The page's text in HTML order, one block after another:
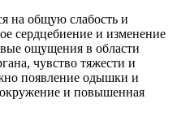
на общую слабость и
сердцебиение и изменение
ощущения в области
чувство тяжести и
появление одышки и
и повышенная